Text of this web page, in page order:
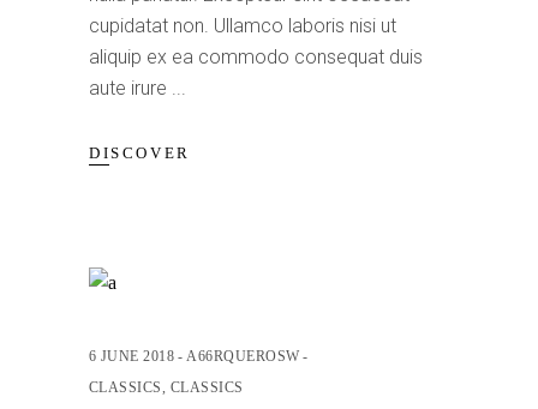
cupidatat non. Ullamco laboris nisi ut
aliquip ex ea commodo consequat duis
aute irure
DISCOVER
6 JUNE 2018
A66RQUEROSW
CLASSICS, CLASSICS